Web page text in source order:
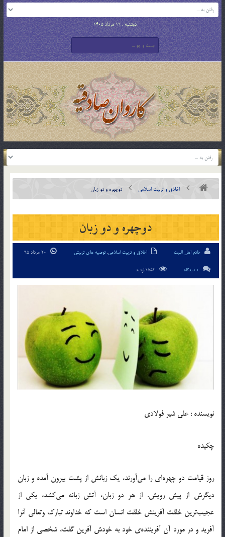
دوشنبه , 19 مرداد 1405
اخلاق و تربیت اسلامی دوچهره و دو زبان
دوچهره و دو زبان
خادم اهل البیت اخلاق و تربیت اسلامی,توصیه های تربیتی
0 دیدگاه
نویسنده : علی شیر فولادی
چکیده
روز قیامت دو چهره‌ای را می‌آورند، یک زبانش از پشت بیرون آمده و زبان
دیگرش از پیش رویش. از هر دو زبان، آتش زبانه می‌کشد، یکی از
عجیب‌ترین خلقت آفرینش خلقت انسان است که خداوند تبارک وتعالی آنرا
آفرید و در مورد آن آفریننده‌ی خود به خودش آفرین گفت، شخصی از امام